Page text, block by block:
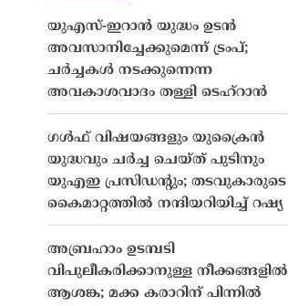
യുഎസ്-ഇറാൻ യുദ്ധം ഉടൻ
അവസാനിച്ചേക്കുമെന്ന് ട്രംപ്;
ചർച്ചകൾ നടക്കുന്നെന്ന
അവകാശവാദം തള്ളി ടെഹ്റാൻ
ഗൾഫ് വിഷയങ്ങളും യുക്രൈൻ
യുദ്ധവും ചർച്ച ചെയ്ത് പുടിനും
യുഎഇ പ്രസിഡന്റും; തടവുകാരുടെ
കൈമാറ്റത്തിൽ നന്ദിയറിയിച്ച് റഷ്യ
അബ്രഹാം ഉടമ്പടി
വിപുലീകരിക്കാനുള്ള നീക്കങ്ങളിൽ
ആശങ്ക; മക്ക കരാറിന് പിന്നിൽ